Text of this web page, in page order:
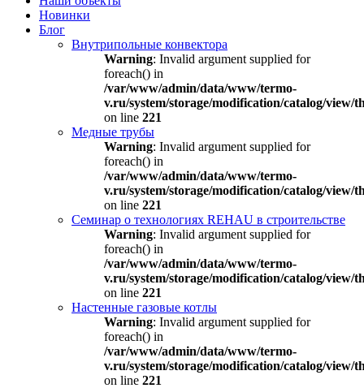
Новинки
Блог
Внутрипольные конвектора
Warning: Invalid argument supplied for
foreach() in
/var/www/admin/data/www/termo-
v.ru/system/storage/modification/catalog/view/
on line 221
Медные трубы
Warning: Invalid argument supplied for
foreach() in
/var/www/admin/data/www/termo-
v.ru/system/storage/modification/catalog/view/
on line 221
Семинар о технологиях REHAU в строительстве
Warning: Invalid argument supplied for
foreach() in
/var/www/admin/data/www/termo-
v.ru/system/storage/modification/catalog/view/
on line 221
Настенные газовые котлы
Warning: Invalid argument supplied for
foreach() in
/var/www/admin/data/www/termo-
v.ru/system/storage/modification/catalog/view/
on line 221